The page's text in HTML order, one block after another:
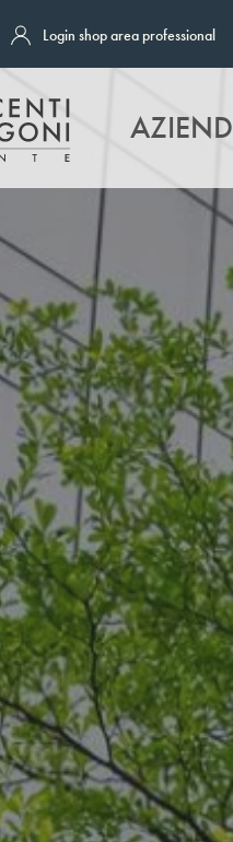
Login shop area professional